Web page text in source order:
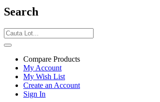
Search
Compare Products
My Account
My Wish List
Create an Account
Sign In